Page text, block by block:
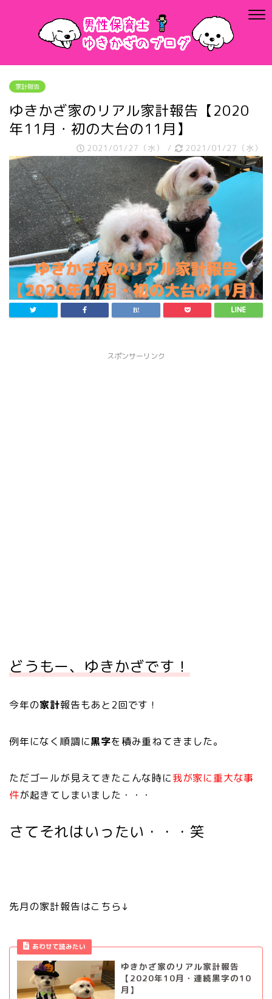
家計報告
ゆきかざ家のリアル家計報告【2020
年11月・初の大台の11月】
2021/01/27（水） / 2021/01/27（水）
スポンサーリンク
どうもー、ゆきかざです！
今年の家計報告もあと2回です！
例年になく順調に黒字を積み重ねてきました。
ただゴールが見えてきたこんな時に我が家に重大な事
件が起きてしまいました・・・
さてそれはいったい・・・笑
先月の家計報告はこちら↓
あわせて読みたい
ゆきかざ家のリアル家計報告
【2020年10月・連続黒字の10
月】